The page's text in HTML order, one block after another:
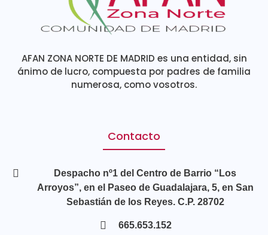
AFAN ZONA NORTE DE MADRID es una entidad, sin
ánimo de lucro, compuesta por padres de familia
numerosa, como vosotros.
Contacto
Despacho nº1 del Centro de Barrio “Los
Arroyos”, en el Paseo de Guadalajara, 5, en San
Sebastián de los Reyes. C.P. 28702
665.653.152